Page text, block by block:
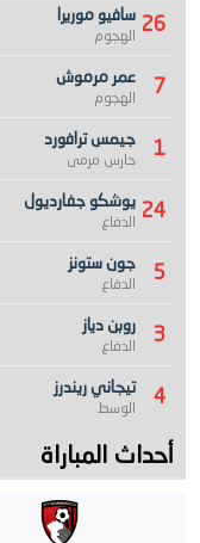
26 سافيو موريرا
الهجوم
7 عمر مرموش
الهجوم
1 جيمس ترافورد
حارس مرمى
24 يوشكو جفارديول
الدفاع
5 جون ستونز
الدفاع
3 روبن دياز
الدفاع
4 تيجاني ريندرز
الوسط
أحداث المباراة